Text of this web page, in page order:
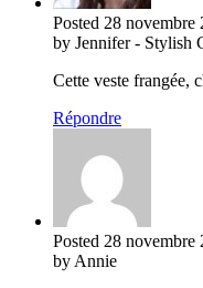
Posted 28 novembre
by Jennifer - Stylish
Cette veste frangée,
Répondre
Posted 28 novembre
by Annie